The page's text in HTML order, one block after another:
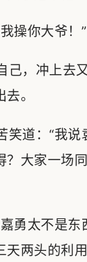
操你大爷！”
，冲上去
。
道：“我说
？大家一场
勇太不是东
天两头的利